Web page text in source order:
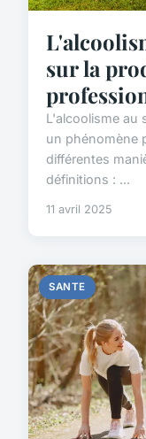
sur la
L'alcoolisme au
un phénomène
différentes
définitions : ...
11 avril 2025
SANTE